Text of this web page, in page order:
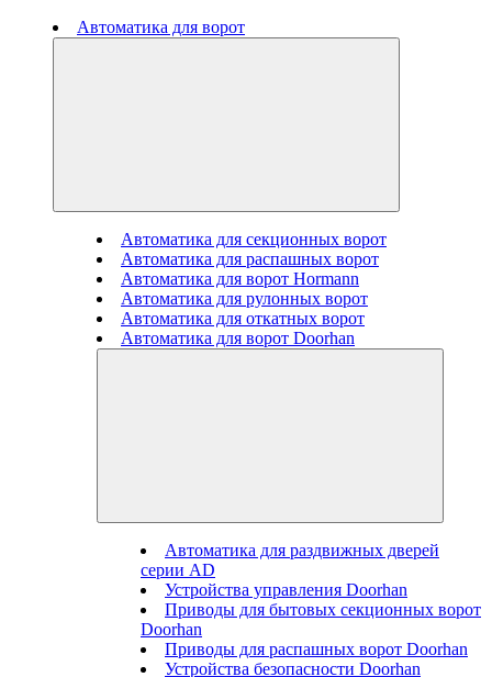
Автоматика для ворот
Автоматика для секционных ворот
Автоматика для распашных ворот
Автоматика для ворот Hormann
Автоматика для рулонных ворот
Автоматика для откатных ворот
Автоматика для ворот Doorhan
Автоматика для раздвижных дверей
серии AD
Устройства управления Doorhan
Приводы для бытовых секционных ворот
Doorhan
Приводы для распашных ворот Doorhan
Устройства безопасности Doorhan